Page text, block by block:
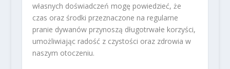
własnych doświadczeń mogę powiedzieć, że
czas oraz środki przeznaczone na regularne
pranie dywanów przynoszą długotrwałe korzyści,
umożliwiając radość z czystości oraz zdrowia w
naszym otoczeniu.